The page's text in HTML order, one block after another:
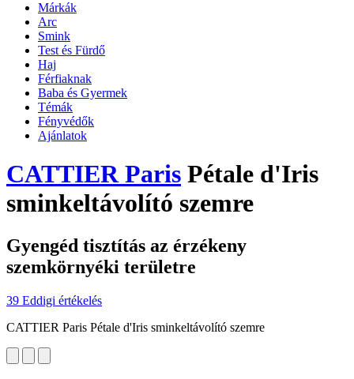
Márkák
Arc
Smink
Test és Fürdő
Haj
Férfiaknak
Baba és Gyermek
Témák
Fényvédők
Ajánlatok
CATTIER Paris Pétale d'Iris
sminkeltávolító szemre
Gyengéd tisztítás az érzékeny
szemkörnyéki területre
39 Eddigi értékelés
CATTIER Paris Pétale d'Iris sminkeltávolító szemre